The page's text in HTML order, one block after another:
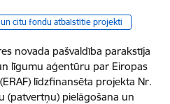
un citu fondu atbalstītie projekti
novada pašvaldība parakstīja
līgumu aģentūru par Eiropas
līdzfinansēta projekta Nr.
pielāgošana un